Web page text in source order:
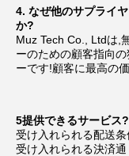
4. なぜ他のサプライ
か?
Muz Tech Co., Ltdは,
ーのための顧客指向
ーです!顧客に最高の
5提供できるサービス?
受け入れられる配送
受け入れられる決済通